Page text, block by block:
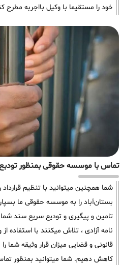
خود را مستقیما با وکیل بااجربه مطرح
تماس با موسسه حقوقی بمنظور
شما همچنین میتوانید با تنظیم
بستان‌آباد را به موسسه حقوقی ما
تامین و پیگیری و تودیع سریع سند
نامه آزادی ، تلاش میکنند با استفاده از
قانونی و قضایی میزان قرار وثیقه
کاهش دهیم. شما میتوانید بمنظور